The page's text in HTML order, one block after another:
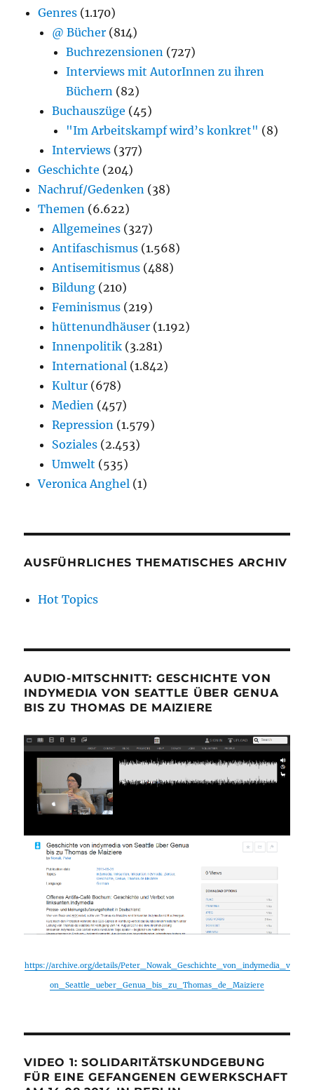
Genres (1.170)
@ Bücher (814)
Buchrezensionen (727)
Interviews mit AutorInnen zu ihren
Büchern (82)
Buchauszüge (45)
"Im Arbeitskampf wird’s konkret" (8)
Interviews (377)
Geschichte (204)
Nachruf/Gedenken (38)
Themen (6.622)
Allgemeines (327)
Antifaschismus (1.568)
Antisemitismus (488)
Bildung (210)
Feminismus (219)
hüttenundhäuser (1.192)
Innenpolitik (3.281)
International (1.842)
Kultur (678)
Medien (457)
Repression (1.579)
Soziales (2.453)
Umwelt (535)
Veronica Anghel (1)
AUSFÜHRLICHES THEMATISCHES ARCHIV
Hot Topics
AUDIO-MITSCHNITT: GESCHICHTE VON
INDYMEDIA VON SEATTLE ÜBER GENUA
BIS ZU THOMAS DE MAIZIERE
https://archive.org/details/Peter_Nowak_Geschichte_von_indymedia_v
on_Seattle_ueber_Genua_bis_zu_Thomas_de_Maiziere
VIDEO 1: SOLIDARITÄTSKUNDGEBUNG
FÜR EINE GEFANGENEN GEWERKSCHAFT